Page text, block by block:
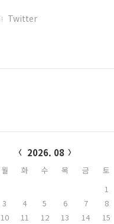
Twitter
2026. 08
월 화 수 목 금
토
1
3 4 5 6 7
8
10 11 12 13 14
15